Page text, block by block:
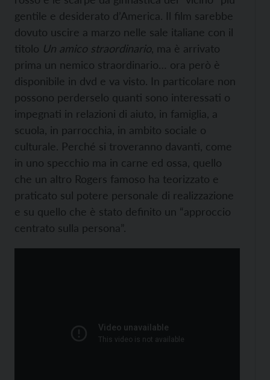
gentile e desiderato d’America. Il film sarebbe
dovuto uscire a marzo nelle sale italiane con il
titolo Un amico straordinario , ma è arrivato
prima un nemico straordinario… ora però è
disponibile in dvd e va visto. In particolare non
possono perderselo quanti sono interessati o
impegnati in relazioni di aiuto, in famiglia, a
scuola, in parrocchia, in ambito sociale o
culturale. Perché si troveranno davanti, come
in uno specchio ma in carne ed ossa, quello
che un altro Rogers famoso ha teorizzato e
praticato sul potere personale di realizzazione
e su quello che è stato definito un “approccio
centrato sulla persona”.